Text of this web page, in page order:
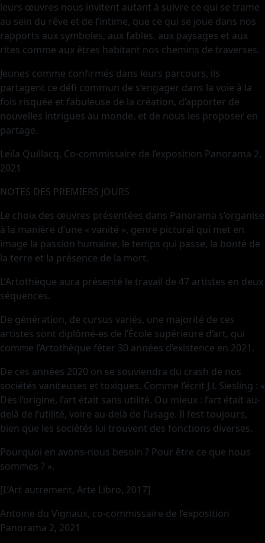
leurs œuvres nous invitent autant à suivre ce qui se trame
au sein du rêve et de l’intime, que ce qui se joue dans nos
rapports aux symboles, aux fables, aux paysages et aux
rites comme aux êtres habitant nos chemins de traverses.
Jeunes comme confirmés dans leurs parcours, ils
partagent ce défi commun de s’engager dans la voie à la
fois risquée et fabuleuse de la création, d’apporter de
nouvelles intrigues au monde, et de nous les proposer en
partage.
Leïla Quillacq, Co-commissaire de l’exposition Panorama 2,
2021
NOTES DES PREMIERS JOURS
Le choix des œuvres présentées dans Panorama s’organise
à la manière d’une « vanité », genre pictural qui met en
image la passion humaine, le temps qui passe, la bonté de
la terre et la présence de la mort.
L’Artothèque aura présenté le travail de 47 artistes en deux
séquences.
De génération, de cursus variés, une majorité de ces
artistes sont diplômé-es de l’École supérieure d’art, qui
comme l’Artothèque fêter 30 années d’existence en 2021.
De ces années 2020 on se souviendra du crash de nos
sociétés vaniteuses et toxiques. Comme l’écrit J.L Siesling : «
Dès l’origine, l’art était sans utilité. Ou mieux : l’art était au-
delà de l’utilité, voire au-delà de l’usage. Il l’est toujours,
bien que les sociétés lui trouvent des fonctions diverses.
Pourquoi en avons-nous besoin ? Pour être ce que nous
sommes ? ».
[L’Art autrement, Arte Libro, 2017]
Antoine du Vignaux, co-commissaire de l’exposition
Panorama 2, 2021